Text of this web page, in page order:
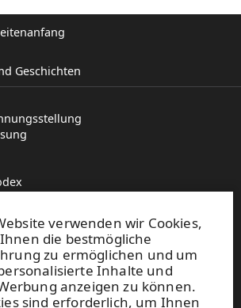
verwenden wir Cookies,
die bestmögliche
zu ermöglichen und um
Inhalte und
anzeigen zu können.
sind erforderlich, um Ihnen
Geschichten